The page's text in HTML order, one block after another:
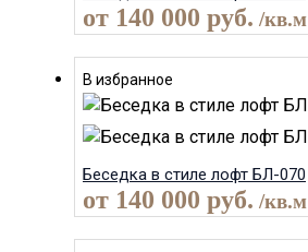
от 140 000 руб. /кв.м
В избранное
Беседка в стиле лофт БЛ-070
от 140 000 руб. /кв.м